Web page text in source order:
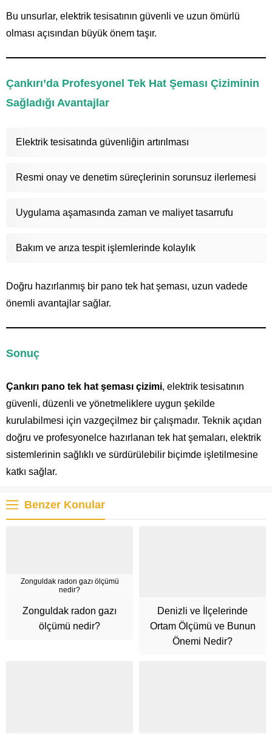
Bu unsurlar, elektrik tesisatının güvenli ve uzun ömürlü
olması açısından büyük önem taşır.
Çankırı’da Profesyonel Tek Hat Şeması Çiziminin
Sağladığı Avantajlar
Elektrik tesisatında güvenliğin artırılması
Resmi onay ve denetim süreçlerinin sorunsuz ilerlemesi
Uygulama aşamasında zaman ve maliyet tasarrufu
Bakım ve arıza tespit işlemlerinde kolaylık
Doğru hazırlanmış bir pano tek hat şeması, uzun vadede
önemli avantajlar sağlar.
Sonuç
Çankırı pano tek hat şeması çizimi, elektrik tesisatının
güvenli, düzenli ve yönetmeliklere uygun şekilde
kurulabilmesi için vazgeçilmez bir çalışmadır. Teknik açıdan
doğru ve profesyonelce hazırlanan tek hat şemaları, elektrik
sistemlerinin sağlıklı ve sürdürülebilir biçimde işletilmesine
katkı sağlar.
Benzer Konular
Zonguldak radon gazı ölçümü
nedir?
Zonguldak radon gazı
ölçümü nedir?
Denizli ve İlçelerinde
Ortam Ölçümü ve Bunun
Önemi Nedir?